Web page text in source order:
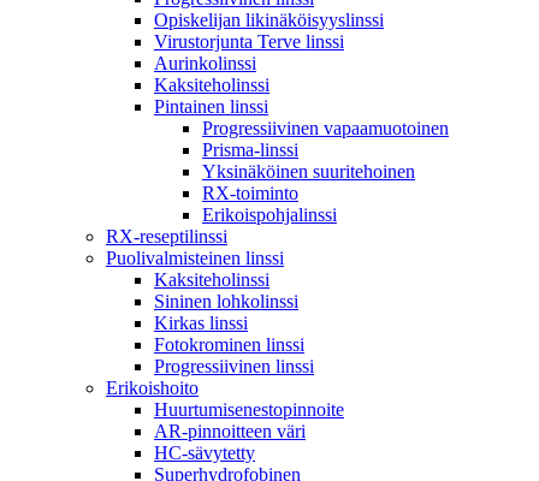
Opiskelijan likinäköisyyslinssi
Virustorjunta Terve linssi
Aurinkolinssi
Kaksiteholinssi
Pintainen linssi
Progressiivinen vapaamuotoinen
Prisma-linssi
Yksinäköinen suuritehoinen
RX-toiminto
Erikoispohjalinssi
RX-reseptilinssi
Puolivalmisteinen linssi
Kaksiteholinssi
Sininen lohkolinssi
Kirkas linssi
Fotokrominen linssi
Progressiivinen linssi
Erikoishoito
Huurtumisenestopinnoite
AR-pinnoitteen väri
HC-sävytetty
Superhydrofobinen